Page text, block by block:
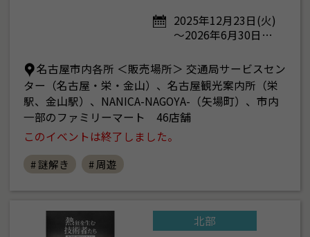
2025年12月23日(火)
～2026年6月30日…
名古屋市内各所 ＜販売場所＞ 交通局サービスセン
ター（名古屋・栄・金山）、名古屋観光案内所（栄
駅、金山駅）、NANICA-NAGOYA-（矢場町）、市内
一部のファミリーマート 46店舗
このイベントは終了しました。
# 謎解き # 周遊
北部